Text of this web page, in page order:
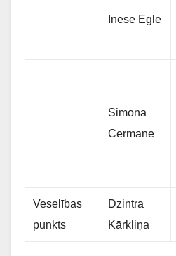
Inese Egle
Simona
Cērmane
Veselības
punkts
Dzintra
Kārkliņa